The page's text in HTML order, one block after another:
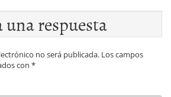
una respuesta
no será publicada. Los campos
con *